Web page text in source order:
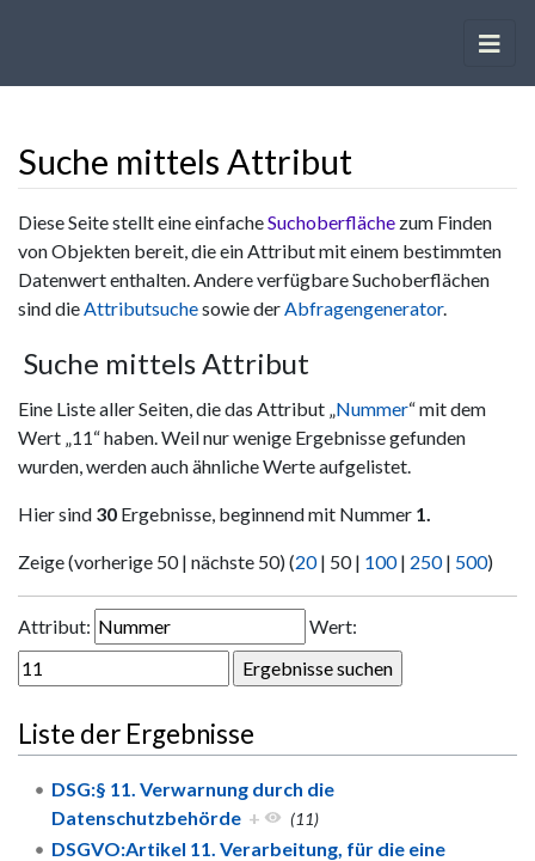
Suche mittels Attribut
Wechseln zu:Navigation,Suche
Diese Seite stellt eine einfacheSuchoberfläche zum Finden
von Objekten bereit, die ein Attribut mit einem bestimmten
Datenwert enthalten. Andere verfügbare Suchoberflächen
sind dieAttributsuchesowie derAbfragengenerator.
Suche mittels Attribut
Eine Liste aller Seiten, die das Attribut „Nummer“ mit dem
Wert „11“ haben. Weil nur wenige Ergebnisse gefunden
wurden, werden auch ähnliche Werte aufgelistet.
Hier sind 30 Ergebnisse, beginnend mit Nummer 1.
Zeige (vorherige 50 | nächste 50) (20| 50| 100| 250| 500)
Attribut: Wert:
Liste der Ergebnisse
DSG:§ 11. Verwarnung durch die
Datenschutzbehörde + (11)
DSGVO:Artikel 11. Verarbeitung, für die eine